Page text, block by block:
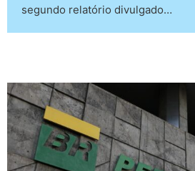
segundo relatório divulgado…